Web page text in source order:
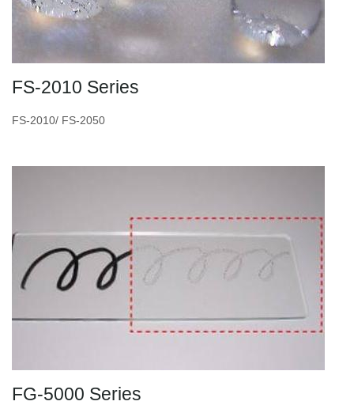
FS-2010 Series
FS-2010/ FS-2050
FG-5000 Series